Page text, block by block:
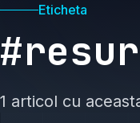
Eticheta
1 articol cu